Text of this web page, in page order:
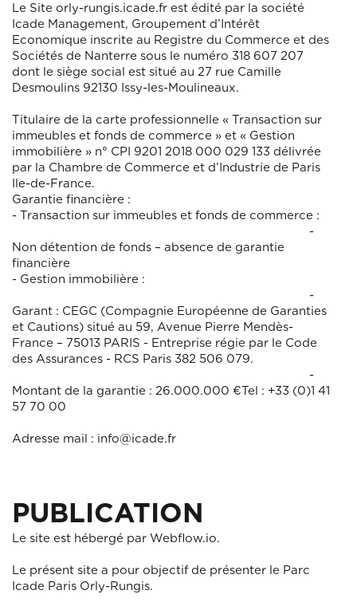
Le Site orly-rungis.icade.frest édité par la société
Icade Management, Groupement d’Intérêt
Economique inscrite au Registre du Commerce et des
Sociétés de Nanterre sous le numéro 318 607 207
dont le siège social est situé au 27 rue Camille
Desmoulins 92130 Issy-les-Moulineaux.
Titulaire de la carte professionnelle « Transaction sur
immeubles et fonds de commerce » et « Gestion
immobilière » n° CPI 9201 2018 000 029 133 délivrée
par la Chambre de Commerce et d’Industrie de Paris
Ile-de-France.
Garantie financière :
- Transaction sur immeubles et fonds de commerce :
-
Non détention de fonds – absence de garantie
financière
- Gestion immobilière :
-
Garant : CEGC (Compagnie Européenne de Garanties
et Cautions) situé au 59, Avenue Pierre Mendès-
France – 75013 PARIS - Entreprise régie par le Code
des Assurances - RCS Paris 382 506 079.
-
Montant de la garantie : 26.000.000 €Tel : +33 (0)1 41
57 70 00
Adresse mail : info@icade.fr
PUBLICATION
Le site est hébergé par Webflow.io.
Le présent site a pour objectif de présenter le Parc
Icade Paris Orly-Rungis.